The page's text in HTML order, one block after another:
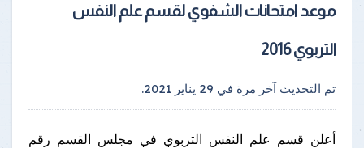
موعد امتحانات الشفوي لقسم علم النفس
التربوي 2016
تم التحديث آخر مرة في 29 يناير 2021 .
أعلن قسم علم النفس التربوي في مجلس القسم رقم